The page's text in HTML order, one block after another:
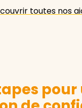
toutes nos
pour